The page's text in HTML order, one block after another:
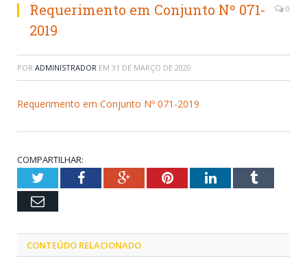
Requerimento em Conjunto Nº 071-
2019
0
POR ADMINISTRADOR EM 31 DE MARÇO DE 2020
Requerimento em Conjunto Nº 071-2019
COMPARTILHAR:
TwitterFacebookGoogle+PinterestLinkedInTumblr
Email
CONTEÚDO RELACIONADO